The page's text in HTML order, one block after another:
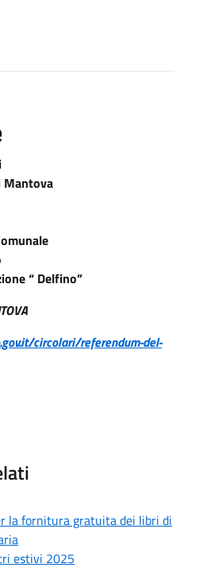
Mantova
“ Delfino”
circolari/referendum-del-
la fornitura gratuita dei libri di
estivi 2025